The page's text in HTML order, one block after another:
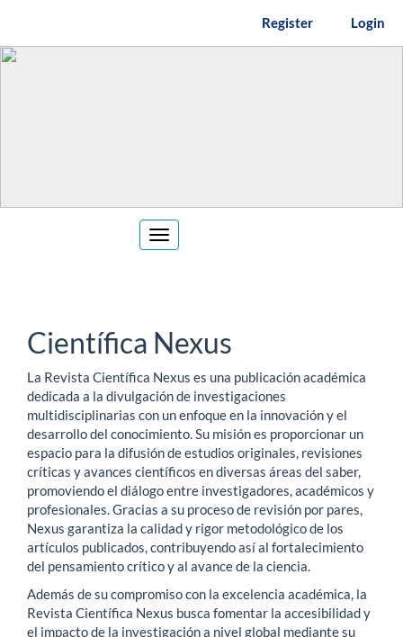
Main
Register Login
Toggle
navigation
Científica Nexus
La Revista Científica Nexus es una publicación académica
dedicada a la divulgación de investigaciones
multidisciplinarias con un enfoque en la innovación y el
desarrollo del conocimiento. Su misión es proporcionar un
espacio para la difusión de estudios originales, revisiones
críticas y avances científicos en diversas áreas del saber,
promoviendo el diálogo entre investigadores, académicos y
profesionales. Gracias a su proceso de revisión por pares,
Nexus garantiza la calidad y rigor metodológico de los
artículos publicados, contribuyendo así al fortalecimiento
del pensamiento crítico y al avance de la ciencia.
Además de su compromiso con la excelencia académica, la
Revista Científica Nexus busca fomentar la accesibilidad y
el impacto de la investigación a nivel global mediante su